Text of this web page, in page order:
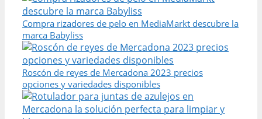
Compra rizadores de pelo en MediaMarkt descubre la
marca Babyliss
Roscón de reyes de Mercadona 2023 precios
opciones y variedades disponibles